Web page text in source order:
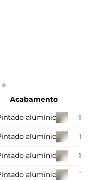
Acabamento
alumínio
alumínio
alumínio
alumínio